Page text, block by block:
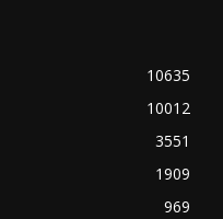
10635
10012
3551
1909
969